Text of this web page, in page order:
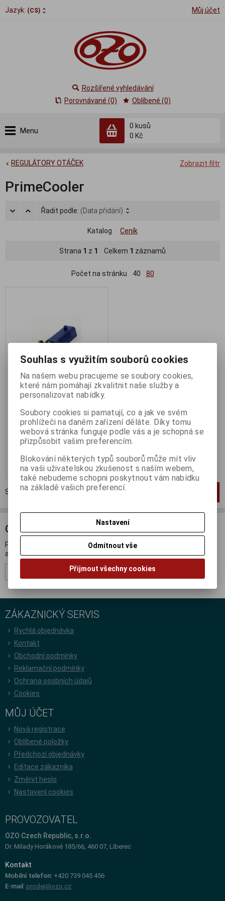
Jazyk: (CS) Můj účet
Menu
0 kusů
0 Kč
Rozšířené vyhledávání
Porovnávané (0)
Oblíbené (0)
Zobrazit filtr
REGULÁTORY OTÁČEK
PrimeCooler
Řadit podle: (Data přidání)
Katalog Ceník
Strana 1 z 1 Celkem 1 záznamů
Počet na stránku 40 80
PRIMECOOLER PC-AFSC1
PRO
Termín dodání (dny):3
255 Kč
Koupit
Strana 1z1Celkem1záznamů
ODBĚR NOVINEK
Přihlašte se k odběru novinek a buďte informováni o novinkách,
akcích a soutěžích.
ZÁKAZNICKÝ SERVIS
Rychlá objednávka
Kontakt
Obchodní podmínky
Reklamační podmínky
Ochrana osobních údajů
Cookies
MŮJ ÚČET
Nová registrace
Oblíbené položky
Předchozí objednávky
Editace zákazníka
Změnit heslo
Nastavení cookies
PROVOZOVATEL
OZO Czech Republic, s.r.o.
Dr. Milady Horákové 185/66, 460 07, Liberec
Kontakt
Mobilní telefon: +420 739 045 456
E-mail: prodej@ozo.cz
Souhlas s využitím souborů cookies
Na našem webu pracujeme se soubory cookies,
které nám pomáhají zkvalitnit naše služby a
personalizovat nabídky.
Soubory cookies si pamatují, co a jak ve svém
prohlížeči na daném zařízení děláte. Díky tomu
webová stránka funguje podle vás a je schopná se
přizpůsobit vašim preferencím.
Blokování některých typů souborů může mít vliv
na vaši uživatelskou zkušenost s naším webem,
také nebudeme schopni poskytnout vám nabídku
na základě vašich preferencí.
Nastavení
Odmítnout vše
Přijmout všechny cookies